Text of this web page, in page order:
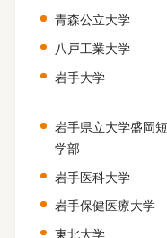
青森公立大学
八戸工業大学
岩手大学
岩手県立大学盛岡
学部
岩手医科大学
岩手保健医療大学
東北大学